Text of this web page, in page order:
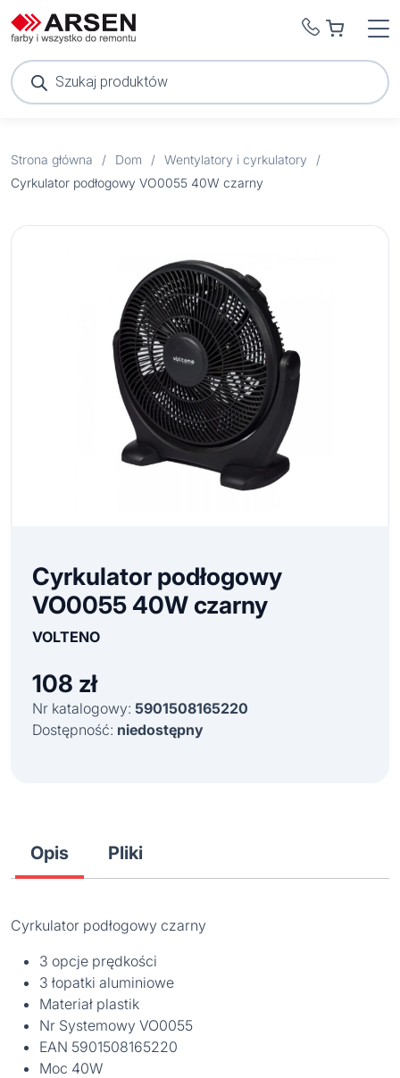
Wyszukiwarka
produktów
Strona główna / Dom / Wentylatory i cyrkulatory
/
Cyrkulator podłogowy VO0055 40W czarny
Cyrkulator podłogowy
VO0055 40W czarny
VOLTENO
108 zł
Nr katalogowy: 5901508165220
Dostępność: niedostępny
Opis Pliki
Cyrkulator podłogowy czarny
3 opcje prędkości
3 łopatki aluminiowe
Materiał plastik
Nr Systemowy VO0055
EAN 5901508165220
Moc 40W